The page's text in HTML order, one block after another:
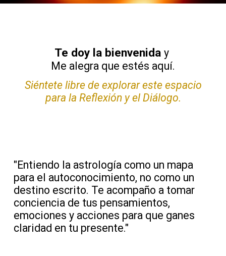
Te doy la bienvenida y
Me alegra que estés aquí.
Siéntete libre de explorar este espacio
para la Reflexión y el Diálogo.
"Entiendo la astrología como un mapa
para el autoconocimiento, no como un
destino escrito. Te acompaño a tomar
conciencia de tus pensamientos,
emociones y acciones para que ganes
claridad en tu presente."